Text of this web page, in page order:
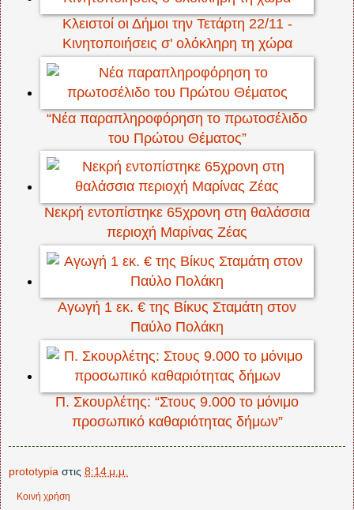
Κλειστοί οι Δήμοι την Τετάρτη 22/11 -
Κινητοποιήσεις σ' ολόκληρη τη χώρα
“Νέα παραπληροφόρηση το πρωτοσέλιδο
του Πρώτου Θέματος”
Νεκρή εντοπίστηκε 65χρονη στη θαλάσσια
περιοχή Μαρίνας Ζέας
Αγωγή 1 εκ. € της Βίκυς Σταμάτη στον
Παύλο Πολάκη
Π. Σκουρλέτης: “Στους 9.000 το μόνιμο
προσωπικό καθαριότητας δήμων”
prototypia στις 8:14 μ.μ.
Κοινή χρήση